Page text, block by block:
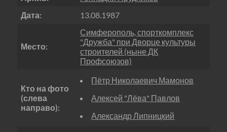
Дата:
13.08.1987
Место:
Симферополь, спорткомплекс
"Дружба" при Дворце культуры
строителей (ныне ДК
Профсоюзов)
Кто на фото
(слева
направо):
Пётр Николаевич Мамонов
Алексей "Лёва" Павлов
Александр Липницкий